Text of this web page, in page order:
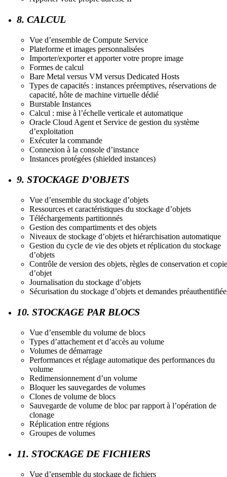
8. CALCUL
Vue d’ensemble de Compute Service
Plateforme et images personnalisées
Importer/exporter et apporter votre propre image
Formes de calcul
Bare Metal versus VM versus Dedicated Hosts
Types de capacités : instances préemptives, réservations de
capacité, hôte de machine virtuelle dédié
Burstable Instances
Calcul : mise à l’échelle verticale et automatique
Oracle Cloud Agent et Service de gestion du système
d’exploitation
Exécuter la commande
Connexion à la console d’instance
Instances protégées (shielded instances)
9. STOCKAGE D’OBJETS
Vue d’ensemble du stockage d’objets
Ressources et caractéristiques du stockage d’objets
Téléchargements partitionnés
Gestion des compartiments et des objets
Niveaux de stockage d’objets et hiérarchisation automatique
Gestion du cycle de vie des objets et réplication du stockage
d’objets
Contrôle de version des objets, règles de conservation et copie
d’objet
Journalisation du stockage d’objets
Sécurisation du stockage d’objets et demandes
10. STOCKAGE PAR BLOCS
Vue d’ensemble du volume de blocs
Types d’attachement et d’accès au volume
Volumes de démarrage
Performances et réglage automatique des performances du
volume
Redimensionnement d’un volume
Bloquer les sauvegardes de volumes
Clones de volume de blocs
Sauvegarde de volume de bloc par rapport à l’opération de
clonage
Réplication entre régions
Groupes de volumes
11. STOCKAGE DE FICHIERS
Vue d’ensemble du stockage de fichiers